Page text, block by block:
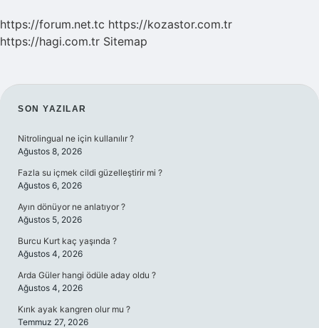
https://forum.net.tc https://kozastor.com.tr
https://hagi.com.tr Sitemap
SIDEBAR
SON YAZILAR
Nitrolingual ne için kullanılır ?
Ağustos 8, 2026
Fazla su içmek cildi güzelleştirir mi ?
Ağustos 6, 2026
Ayın dönüyor ne anlatıyor ?
Ağustos 5, 2026
Burcu Kurt kaç yaşında ?
Ağustos 4, 2026
Arda Güler hangi ödüle aday oldu ?
Ağustos 4, 2026
Kırık ayak kangren olur mu ?
Temmuz 27, 2026